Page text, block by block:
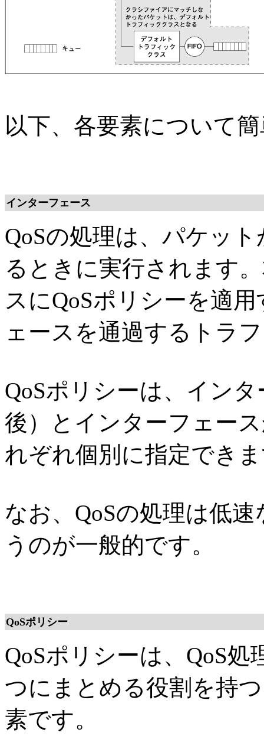
以下、各要素について
インターフェース
QoSの処理は、パケッ
るときに実行されます
スにQoSポリシーを適
ェースを通過するトラ
QoSポリシーは、イン
後）とインターフェー
れぞれ個別に指定でき
なお、QoSの処理は低
うのが一般的です。
QoSポリシー
QoSポリシーは、QoS
つにまとめる役割を持
素です。